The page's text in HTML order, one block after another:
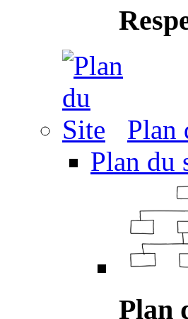
Plan
Plan du
Plan